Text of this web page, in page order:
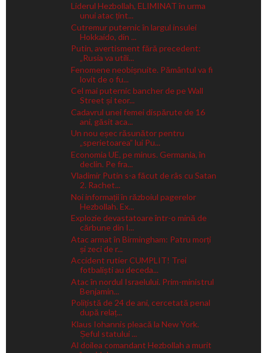
Liderul Hezbollah, ELIMINAT în urma
unui atac țint...
Cutremur puternic în largul insulei
Hokkaido, din ...
Putin, avertisment fără precedent:
„Rusia va utili...
Fenomene neobișnuite. Pământul va fi
lovit de o fu...
Cel mai puternic bancher de pe Wall
Street și teor...
Cadavrul unei femei dispărute de 16
ani, găsit aca...
Un nou eșec răsunător pentru
„sperietoarea” lui Pu...
Economia UE, pe minus. Germania, în
declin. Pe fra...
Vladimir Putin s-a făcut de râs cu Satan
2. Rachet...
Noi informații în războiul pagerelor
Hezbollah. Ex...
Explozie devastatoare într-o mină de
cărbune din I...
Atac armat în Birmingham: Patru morți
și zeci de r...
Accident rutier CUMPLIT! Trei
fotbaliști au deceda...
Atac în nordul Israelului. Prim-ministrul
Benjamin...
Polițistă de 24 de ani, cercetată penal
după relaț...
Klaus Iohannis pleacă la New York.
Șeful statului ...
Al doilea comandant Hezbollah a murit